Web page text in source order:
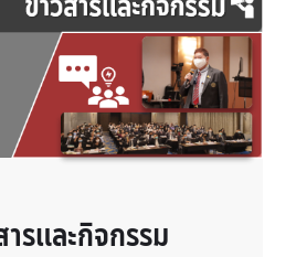
รและกิจกรรม